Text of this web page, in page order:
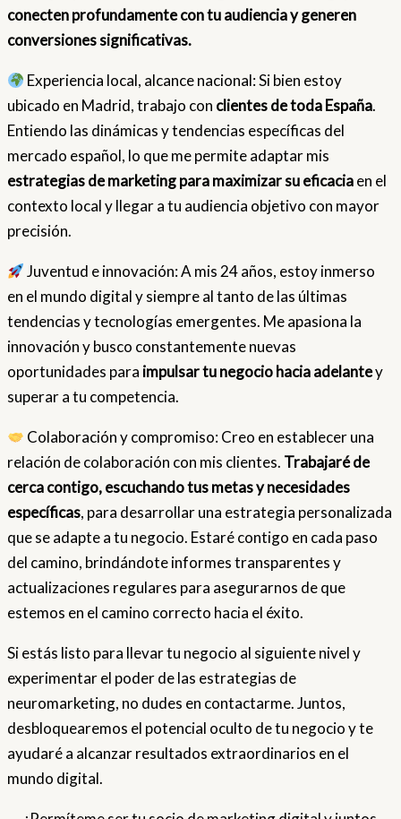
conecten profundamente con tu audiencia y generen
conversiones significativas.
Experiencia local, alcance nacional: Si bien estoy
ubicado en Madrid, trabajo con clientes de toda España.
Entiendo las dinámicas y tendencias específicas del
mercado español, lo que me permite adaptar mis
estrategias de marketing para maximizar su eficaciaen el
contexto local y llegar a tu audiencia objetivo con mayor
precisión.
Juventud e innovación: A mis 24 años, estoy inmerso
en el mundo digital y siempre al tanto de las últimas
tendencias y tecnologías emergentes. Me apasiona la
innovación y busco constantemente nuevas
oportunidades para impulsar tu negocio hacia adelantey
superar a tu competencia.
Colaboración y compromiso: Creo en establecer una
relación de colaboración con mis clientes. Trabajaré de
cerca contigo, escuchando tus metas y necesidades
específicas, para desarrollar una estrategia personalizada
que se adapte a tu negocio. Estaré contigo en cada paso
del camino, brindándote informes transparentes y
actualizaciones regulares para asegurarnos de que
estemos en el camino correcto hacia el éxito.
Si estás listo para llevar tu negocio al siguiente nivel y
experimentar el poder de las estrategias de
neuromarketing, no dudes en contactarme. Juntos,
desbloquearemos el potencial oculto de tu negocio y te
ayudaré a alcanzar resultados extraordinarios en el
mundo digital.